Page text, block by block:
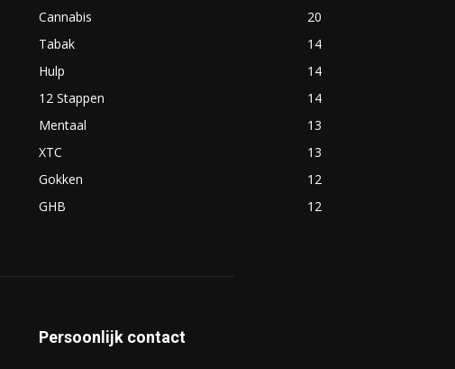
Cannabis
20
Tabak
14
Hulp
14
12 Stappen
14
Mentaal
13
XTC
13
Gokken
12
GHB
12
Persoonlijk contact